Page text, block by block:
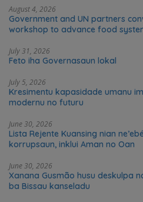
August 4, 2026
Government and UN partners
workshop to advance food
July 31, 2026
Feto iha Governasaun lokal
July 5, 2026
Kresimentu kapasidade umanu
modernu no futuru
June 30, 2026
Lista Rejente Kuansing nian
korrupsaun, inklui Aman no Oan
June 30, 2026
Xanana Gusmão husu deskulpa
ba Bissau kanseladu